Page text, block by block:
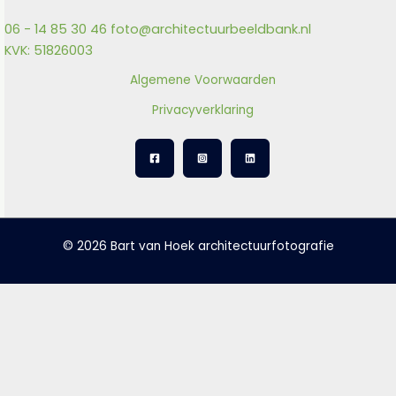
06 - 14 85 30 46 foto@architectuurbeeldbank.nl
KVK: 51826003
Algemene Voorwaarden
Privacyverklaring
© 2026 Bart van Hoek architectuurfotografie